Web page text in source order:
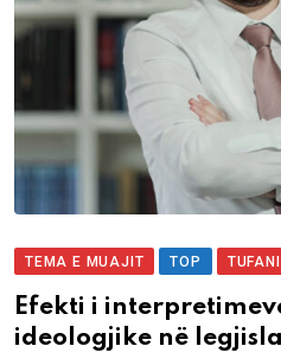
TEMA E MUAJIT TOP
Efekti i
ideologjike në